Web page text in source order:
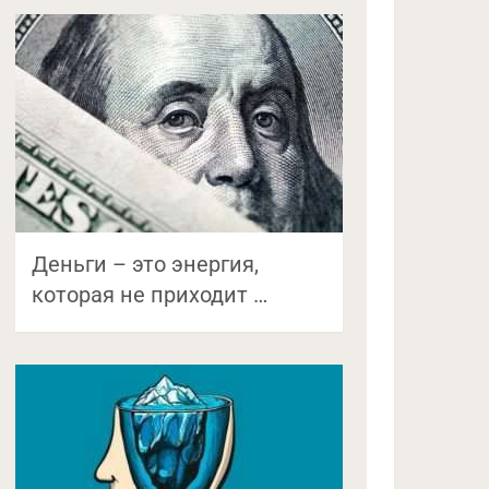
Деньги – это энергия,
которая не приходит …